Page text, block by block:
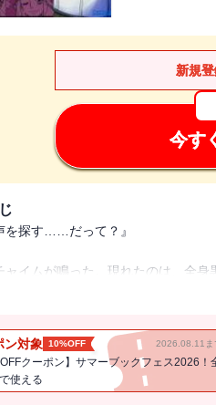
新規
今す
を探す……だって？』
ャイムが鳴った。現れたのは、全
きに失った声を取り戻すという。
品は廉価版です。廉価版にはイラ
ン対象 10%OFF 2026.08.11ま
クーポン】サマーブックフェス2026！
使える